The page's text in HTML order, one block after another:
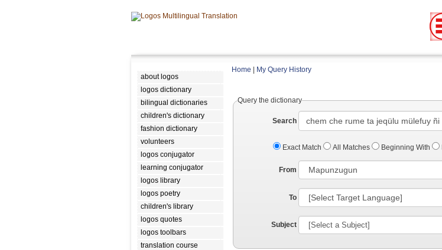
about logos
logos dictionary
bilingual dictionaries
children's dictionary
fashion dictionary
volunteers
logos conjugator
learning conjugator
logos library
logos poetry
children's library
logos quotes
logos toolbars
translation course
Home My Query History
Query the dictionary
Search
Exact Match All Matches Beginning With
From
To
Subject